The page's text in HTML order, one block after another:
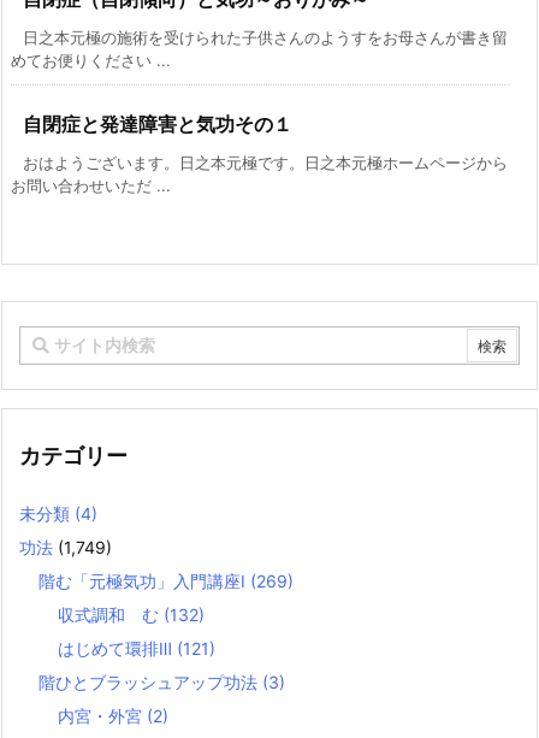
日之本元極の施術を受けられた子供さんのようすをお母さんが書き留
めてお便りください ...
自閉症と発達障害と気功その１
おはようございます。日之本元極です。日之本元極ホームページから
お問い合わせいただ ...
カテゴリー
未分類 (4)
功法 (1,749)
階む「元極気功」入門講座Ⅰ (269)
収式調和 む (132)
はじめて環排Ⅲ (121)
階ひとブラッシュアップ功法 (3)
内宮・外宮 (2)